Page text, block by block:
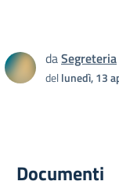
daSegreteria
dellunedì, 13
Documenti